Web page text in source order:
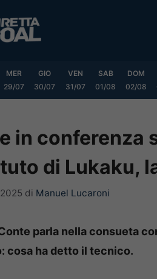
MER
29/07
GIO
30/07
VEN
31/07
SAB
01/08
DOM
02/08
in conferenza
di Lukaku,
di Manuel Lucaroni
parla nella consueta
cosa ha detto il tecnico.